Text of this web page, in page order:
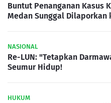
Buntut Penanganan Kasus
Medan Sunggal Dilaporkan
NASIONAL
Re-LUN: "Tetapkan
Seumur Hidup!
HUKUM